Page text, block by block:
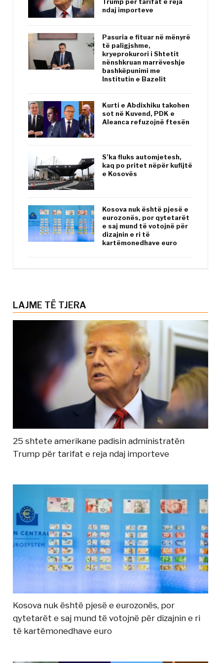
Trump për tarifat e reja
ndaj importeve
Pasuria e fituar në mënyrë
të paligjshme,
kryeprokurori i Shtetit
nënshkruan marrëveshje
bashkëpunimi me
Institutin e Bazelit
Kurti e Abdixhiku takohen
sot në Kuvend, PDK e
Aleanca refuzojnë ftesën
S’ka fluks automjetesh,
kaq po pritet nëpër kufijtë
e Kosovës
Kosova nuk është pjesë e
eurozonës, por qytetarët
e saj mund të votojnë për
dizajnin e ri të
kartëmonedhave euro
LAJME TË TJERA
25 shtete amerikane padisin administratën
Trump për tarifat e reja ndaj importeve
Kosova nuk është pjesë e eurozonës, por
qytetarët e saj mund të votojnë për dizajnin e ri
të kartëmonedhave euro